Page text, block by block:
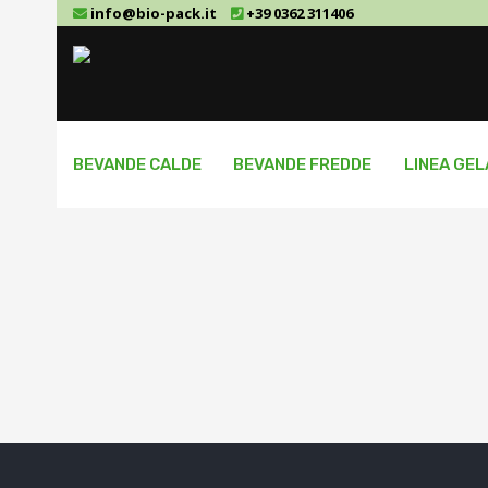
info@bio-pack.it +39 0362 311406
BEVANDE CALDE BEVANDE FREDDE LINEA